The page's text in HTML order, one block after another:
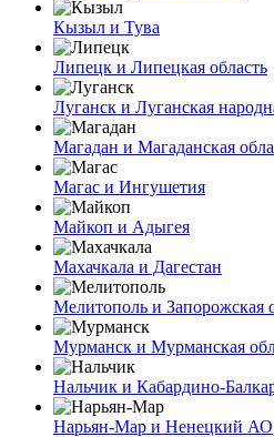
Кызыл и Тува
Липецк и Липецкая область
Луганск и Луганская
Магадан и Магаданская
Магас и Ингушетия
Майкоп и Адыгея
Махачкала и Дагестан
Мелитополь и Запорожская
Мурманск и Мурманская
Нальчик и Кабардино-
Нарьян-Мар и Ненецкий АО